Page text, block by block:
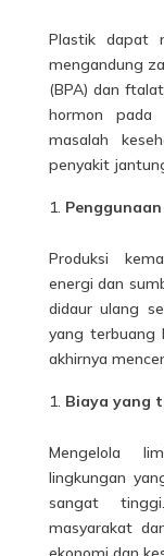
Plastik dapat
mengandung
(BPA) dan
hormon pada
masalah
penyakit
Produksi
energi dan
didaur ulang
yang terbuang
akhirnya
Biaya yang
Mengelola
lingkungan
sangat
masyarakat